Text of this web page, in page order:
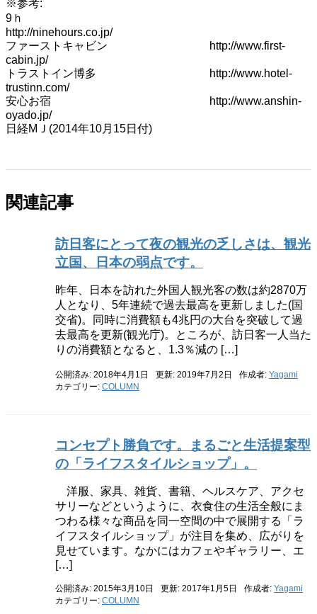
※参考:
9ｈ
http://ninehours.co.jp/
ファーストキャビン http://www.first-
cabin.jp/
トラストイン博多 http://www.hotel-
trustinn.com/
安心お宿 http://www.anshin-
oyado.jp/
日経МＪ(2014年10月15日付)
関連記事
訪日客にとって夜の観光の乏しさは、観光
立国、日本の弱点です。
昨年、日本を訪れた外国人観光客の数は約2870万
人となり、5年連続で過去最高を更新しました(国
交省)。同時に消費額も4兆円の大台を突破して過
去最高を更新(観光庁)。ところが、訪日客一人当た
りの消費額となると、1.3％減の […]
公開済み: 2018年4月1日 更新: 2019年7月2日 作成者: Yagami
カテゴリー: COLUMN
コンセプト勝負です。まるごと生活提案型
の「ライフスタイルショップ」。
洋服、家具、雑貨、書籍、ヘルスケア、アクセ
サリーなどというように、衣食住の生活全般にま
つわる様々な商品を同一空間の中で展開する「ラ
イフスタイルショップ」が注目を集め、広がりを
見せています。なかにはカフェやギャラリー、エ
[…]
公開済み: 2015年3月10日 更新: 2017年1月5日 作成者: Yagami
カテゴリー: COLUMN